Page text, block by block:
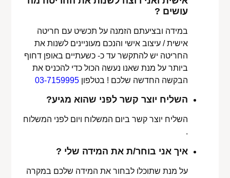
עושים ?
במידה ובציעתם הזמנה על תכשיט עם חריטה
אישית / עיצוב אישי והנכם מעוניינים לשנות את
החריטה יש להתקשר עד כ- כשעתיים באופן דחוף
ביותר על מנת שאנו נעשה הכול כדי להכניס את
הבקשה החדשה שלכם ! בטלפון03-7159995
השליח יוצר קשר לפני שהוא מגיע?
השליח יוצר קשר ביום המשלוח ויום לפני המשלוח
.
איך אני בוחר/ת את המידה שלי ?
על מנת שתוכלו לבחור את המידה שלכם במקרה